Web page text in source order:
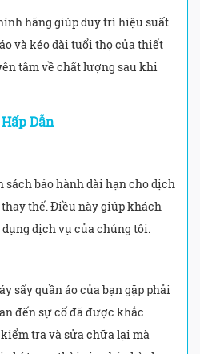
hãng giúp duy trì hiệu suất
và kéo dài tuổi thọ của thiết
tâm về chất lượng sau khi
Dẫn
bảo hành dài hạn cho dịch
thế. Điều này giúp khách
dịch vụ của chúng tôi.
sấy quần áo của bạn gặp phải
đến sự cố đã được khắc
tra và sửa chữa lại mà